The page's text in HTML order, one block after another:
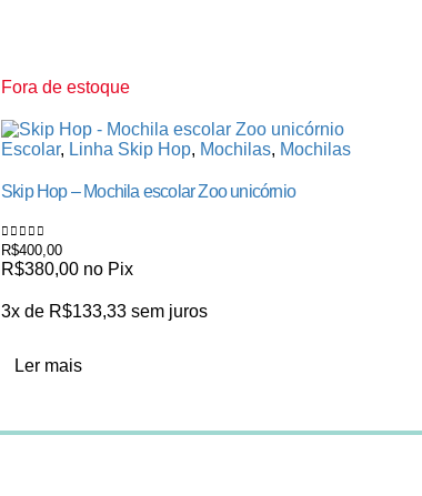
Fora de estoque
Escolar, Linha Skip Hop, Mochilas, Mochilas
Skip Hop – Mochila escolar Zoo unicórnio
0de 5
R$400,00
R$380,00 no Pix
3x de R$133,33 sem juros
Ler mais